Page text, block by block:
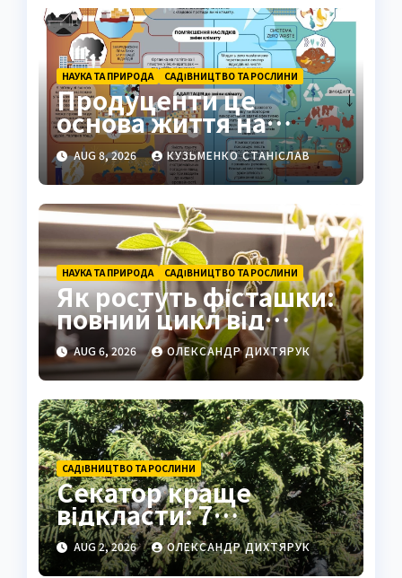
НАУКА ТА ПРИРОДА САДІВНИЦТВО ТА РОСЛИНИ
Продуценти це
основа життя на
Землі: повний гід
AUG 8, 2026 КУЗЬМЕНКО СТАНІСЛАВ
НАУКА ТА ПРИРОДА САДІВНИЦТВО ТА РОСЛИНИ
Як ростуть фісташки:
повний цикл від
насіння до стиглого
горіха
AUG 6, 2026 ОЛЕКСАНДР ДИХТЯРУК
САДІВНИЦТВО ТА РОСЛИНИ
Секатор краще
відкласти: 7
вічнозелених рослин
без обрізки
AUG 2, 2026 ОЛЕКСАНДР ДИХТЯРУК